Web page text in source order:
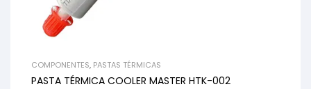
COMPONENTES, PASTAS TÉRMICAS
PASTA TÉRMICA COOLER MASTER HTK-002